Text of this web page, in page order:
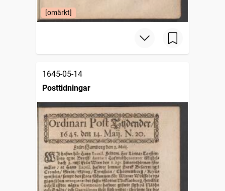
[omärkt]
1645-05-14
Posttidningar